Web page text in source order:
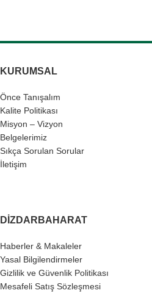
KURUMSAL
Önce Tanışalım
Kalite Politikası
Misyon – Vizyon
Belgelerimiz
Sıkça Sorulan Sorular
İletişim
DIZDARBAHARAT
Haberler & Makaleler
Yasal Bilgilendirmeler
Gizlilik ve Güvenlik Politikası
Mesafeli Satış Sözleşmesi